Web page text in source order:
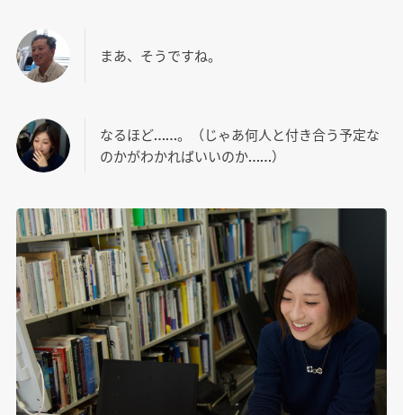
まあ、そうですね。
なるほど……。（じゃあ何人と付き合う予定な
のかがわかればいいのか……）